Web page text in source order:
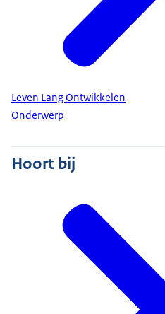
Leven Lang Ontwikkelen
Onderwerp
Hoort bij